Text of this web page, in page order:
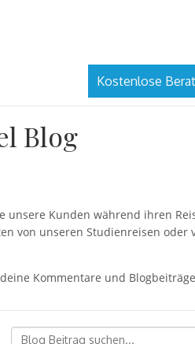
Kostenlose
Blog
unsere Kunden während ihren
von unseren Studienreisen oder
Kommentare und
Dies ist ein Suchfeld mit